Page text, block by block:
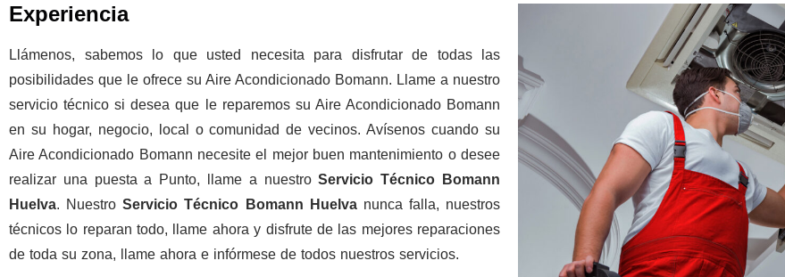
Experiencia
Llámenos, sabemos lo que usted necesita para disfrutar de todas las
posibilidades que le ofrece su Aire Acondicionado Bomann. Llame a nuestro
servicio técnico si desea que le reparemos su Aire Acondicionado Bomann
en su hogar, negocio, local o comunidad de vecinos. Avísenos cuando su
Aire Acondicionado Bomann necesite el mejor buen mantenimiento o desee
realizar una puesta a Punto, llame a nuestroServicio Técnico Bomann
Huelva. NuestroServicio Técnico Bomann Huelva nunca falla, nuestros
técnicos lo reparan todo, llame ahora y disfrute de las mejores reparaciones
de toda su zona, llame ahora e infórmese de todos nuestros servicios.